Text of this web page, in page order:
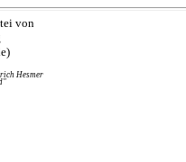
von
Hesmer